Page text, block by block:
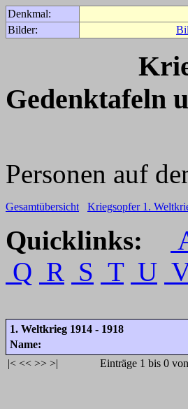
Denkmal:
Bilder:
Gedenktafeln
(Für
Personen auf
Gesamtübersicht Kriegsopfer 1.
Quicklinks:
Q R S T U
1. Weltkrieg 1914 - 1918
Name:
|< << >> >| Einträge 1 bis 0